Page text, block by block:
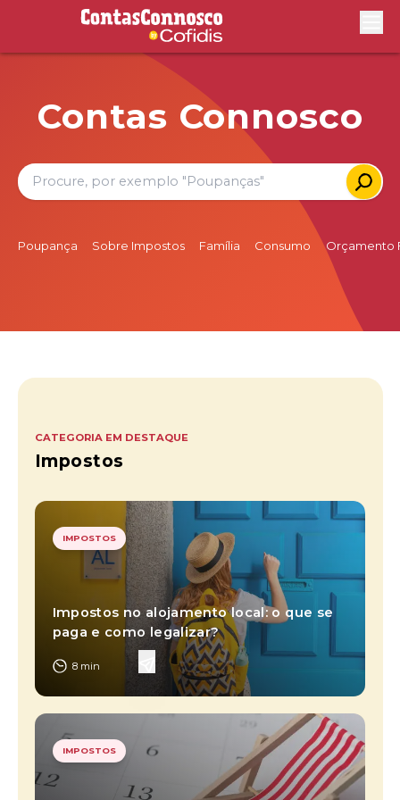
Contas Connosco by Cofidis
Contas Connosco
Poupança Sobre Impostos Família Consumo Orçamento
CATEGORIA EM DESTAQUE
Impostos
IMPOSTOS
Impostos no alojamento local: o que se
paga e como legalizar?
8 min
IMPOSTOS